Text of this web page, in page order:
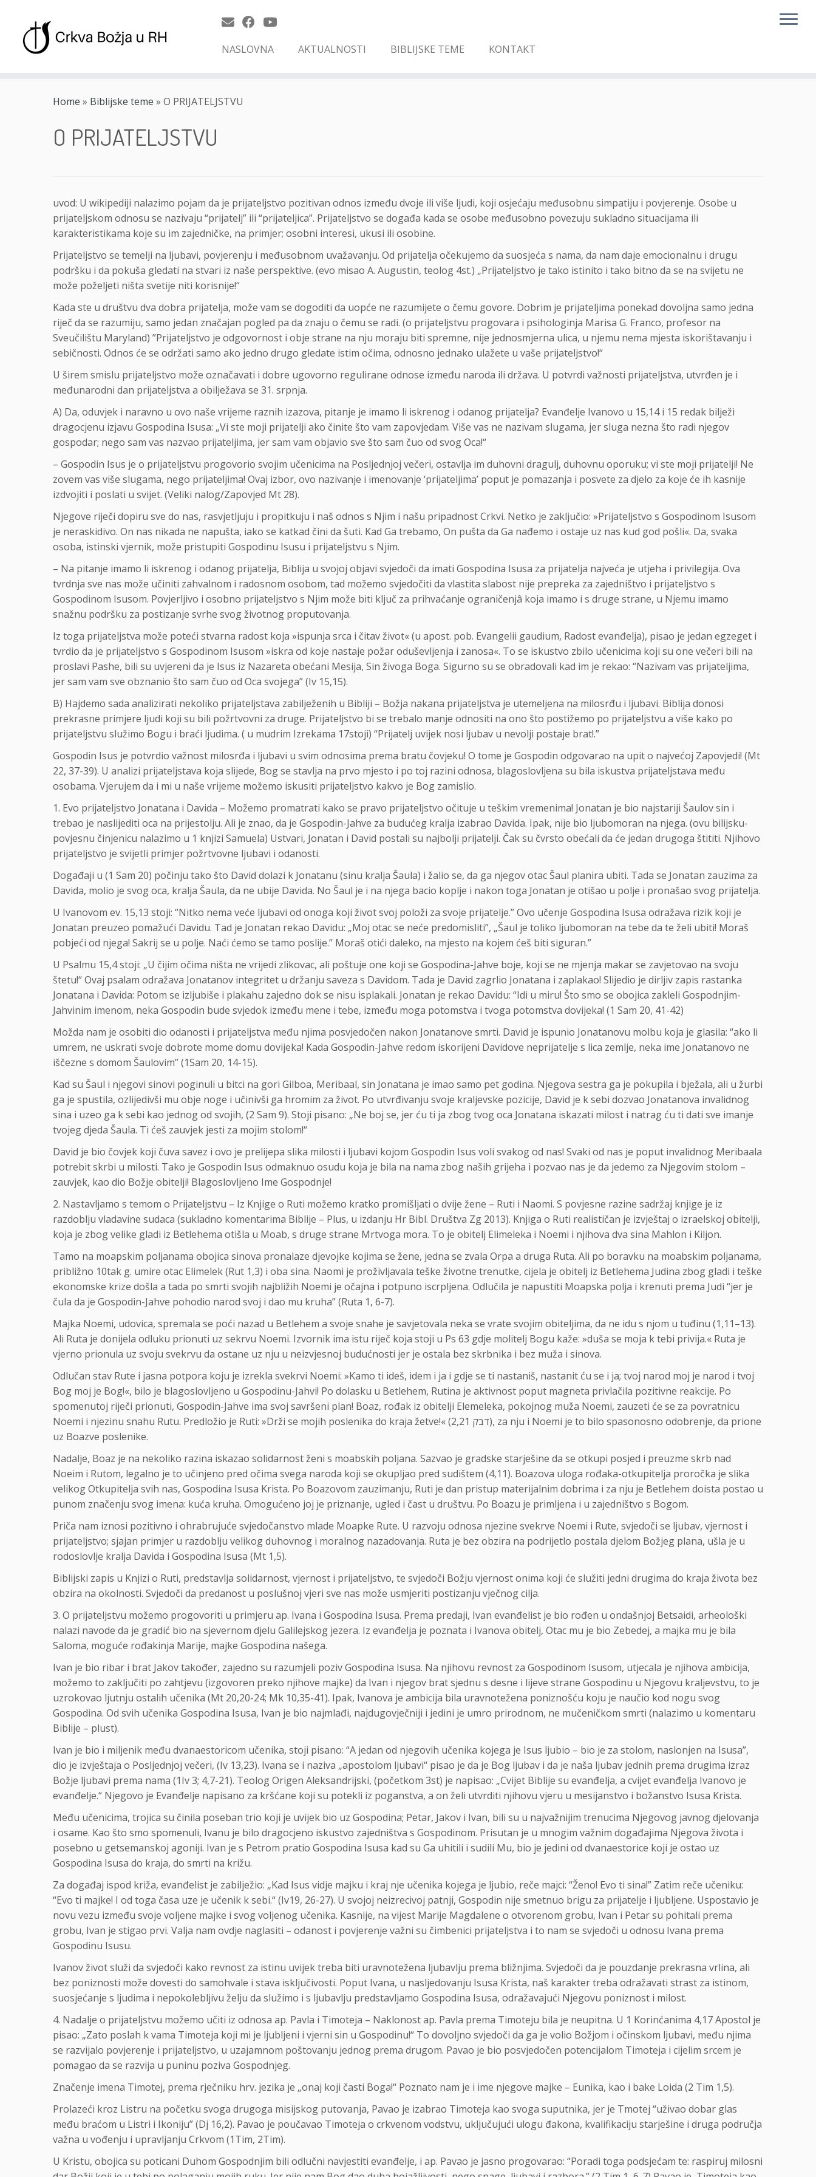
NASLOVNA AKTUALNOSTI BIBLIJSKE TEME KONTAKT
Home » Biblijske teme » O PRIJATELJSTVU
O PRIJATELJSTVU
uvod: U wikipediji nalazimo pojam da je prijateljstvo pozitivan odnos između dvoje ili više ljudi, koji osjećaju međusobnu simpatiju i povjerenje. Osobe u
prijateljskom odnosu se nazivaju “prijatelj” ili “prijateljica”. Prijateljstvo se događa kada se osobe međusobno povezuju sukladno situacijama ili
karakteristikama koje su im zajedničke, na primjer; osobni interesi, ukusi ili osobine.
Prijateljstvo se temelji na ljubavi, povjerenju i međusobnom uvažavanju. Od prijatelja očekujemo da suosjeća s nama, da nam daje emocionalnu i drugu
podršku i da pokuša gledati na stvari iz naše perspektive. (evo misao A. Augustin, teolog 4st.) „Prijateljstvo je tako istinito i tako bitno da se na svijetu ne
može poželjeti ništa svetije niti korisnije!“
Kada ste u društvu dva dobra prijatelja, može vam se dogoditi da uopće ne razumijete o čemu govore. Dobrim je prijateljima ponekad dovoljna samo jedna
riječ da se razumiju, samo jedan značajan pogled pa da znaju o čemu se radi. (o prijateljstvu progovara i psihologinja Marisa G. Franco, profesor na
Sveučilištu Maryland) ”Prijateljstvo je odgovornost i obje strane na nju moraju biti spremne, nije jednosmjerna ulica, u njemu nema mjesta iskorištavanju i
sebičnosti. Odnos će se održati samo ako jedno drugo gledate istim očima, odnosno jednako ulažete u vaše prijateljstvo!“
U širem smislu prijateljstvo može označavati i dobre ugovorno regulirane odnose između naroda ili država. U potvrdi važnosti prijateljstva, utvrđen je i
međunarodni dan prijateljstva a obilježava se 31. srpnja.
A) Da, oduvjek i naravno u ovo naše vrijeme raznih izazova, pitanje je imamo li iskrenog i odanog prijatelja? Evanđelje Ivanovo u 15,14 i 15 redak bilježi
dragocjenu izjavu Gospodina Isusa: „Vi ste moji prijatelji ako činite što vam zapovjedam. Više vas ne nazivam slugama, jer sluga nezna što radi njegov
gospodar; nego sam vas nazvao prijateljima, jer sam vam objavio sve što sam čuo od svog Oca!“
– Gospodin Isus je o prijateljstvu progovorio svojim učenicima na Posljednjoj večeri, ostavlja im duhovni dragulj, duhovnu oporuku; vi ste moji prijatelji! Ne
zovem vas više slugama, nego prijateljima! Ovaj izbor, ovo nazivanje i imenovanje ‘prijateljima’ poput je pomazanja i posvete za djelo za koje će ih kasnije
izdvojiti i poslati u svijet. (Veliki nalog/Zapovjed Mt 28).
Njegove riječi dopiru sve do nas, rasvjetljuju i propitkuju i naš odnos s Njim i našu pripadnost Crkvi. Netko je zaključio: »Prijateljstvo s Gospodinom Isusom
je neraskidivo. On nas nikada ne napušta, iako se katkad čini da šuti. Kad Ga trebamo, On pušta da Ga nađemo i ostaje uz nas kud god pošli«. Da, svaka
osoba, istinski vjernik, može pristupiti Gospodinu Isusu i prijateljstvu s Njim.
– Na pitanje imamo li iskrenog i odanog prijatelja, Biblija u svojoj objavi svjedoči da imati Gospodina Isusa za prijatelja najveća je utjeha i privilegija. Ova
tvrdnja sve nas može učiniti zahvalnom i radosnom osobom, tad možemo svjedočiti da vlastita slabost nije prepreka za zajedništvo i prijateljstvo s
Gospodinom Isusom. Povjerljivo i osobno prijateljstvo s Njim može biti ključ za prihvaćanje ograničenjâ koja imamo i s druge strane, u Njemu imamo
snažnu podršku za postizanje svrhe svog životnog proputovanja.
Iz toga prijateljstva može poteći stvarna radost koja »ispunja srca i čitav život« (u apost. pob. Evangelii gaudium, Radost evanđelja), pisao je jedan egzeget i
tvrdio da je prijateljstvo s Gospodinom Isusom »iskra od koje nastaje požar oduševljenja i zanosa«. To se iskustvo zbilo učenicima koji su one večeri bili na
proslavi Pashe, bili su uvjereni da je Isus iz Nazareta obećani Mesija, Sin živoga Boga. Sigurno su se obradovali kad im je rekao: “Nazivam vas prijateljima,
jer sam vam sve obznanio što sam čuo od Oca svojega” (Iv 15,15).
B) Hajdemo sada analizirati nekoliko prijateljstava zabilježenih u Bibliji – Božja nakana prijateljstva je utemeljena na milosrđu i ljubavi. Biblija donosi
prekrasne primjere ljudi koji su bili požrtvovni za druge. Prijateljstvo bi se trebalo manje odnositi na ono što postižemo po prijateljstvu a više kako po
prijateljstvu služimo Bogu i braći ljudima. ( u mudrim Izrekama 17stoji) “Prijatelj uvijek nosi ljubav u nevolji postaje brat!.”
Gospodin Isus je potvrdio važnost milosrđa i ljubavi u svim odnosima prema bratu čovjeku! O tome je Gospodin odgovarao na upit o najvećoj Zapovjedi! (Mt
22, 37-39). U analizi prijateljstava koja slijede, Bog se stavlja na prvo mjesto i po toj razini odnosa, blagoslovljena su bila iskustva prijateljstava među
osobama. Vjerujem da i mi u naše vrijeme možemo iskusiti prijateljstvo kakvo je Bog zamislio.
1. Evo prijateljstvo Jonatana i Davida – Možemo promatrati kako se pravo prijateljstvo očituje u teškim vremenima! Jonatan je bio najstariji Šaulov sin i
trebao je naslijediti oca na prijestolju. Ali je znao, da je Gospodin-Jahve za budućeg kralja izabrao Davida. Ipak, nije bio ljubomoran na njega. (ovu bilijsku-
povjesnu činjenicu nalazimo u 1 knjizi Samuela) Ustvari, Jonatan i David postali su najbolji prijatelji. Čak su čvrsto obećali da će jedan drugoga štititi. Njihovo
prijateljstvo je svijetli primjer požrtvovne ljubavi i odanosti.
Događaji u (1 Sam 20) počinju tako što David dolazi k Jonatanu (sinu kralja Šaula) i žalio se, da ga njegov otac Šaul planira ubiti. Tada se Jonatan zauzima za
Davida, molio je svog oca, kralja Šaula, da ne ubije Davida. No Šaul je i na njega bacio koplje i nakon toga Jonatan je otišao u polje i pronašao svog prijatelja.
U Ivanovom ev. 15,13 stoji: “Nitko nema veće ljubavi od onoga koji život svoj položi za svoje prijatelje.” Ovo učenje Gospodina Isusa odražava rizik koji je
Jonatan preuzeo pomažući Davidu. Tad je Jonatan rekao Davidu: „Moj otac se neće predomisliti”, „Šaul je toliko ljubomoran na tebe da te želi ubiti! Moraš
pobjeći od njega! Sakrij se u polje. Naći ćemo se tamo poslije.” Moraš otići daleko, na mjesto na kojem ćeš biti siguran.”
U Psalmu 15,4 stoji: „U čijim očima ništa ne vrijedi zlikovac, ali poštuje one koji se Gospodina-Jahve boje, koji se ne mjenja makar se zavjetovao na svoju
štetu!“ Ovaj psalam odražava Jonatanov integritet u držanju saveza s Davidom. Tada je David zagrlio Jonatana i zaplakao! Slijedio je dirljiv zapis rastanka
Jonatana i Davida: Potom se izljubiše i plakahu zajedno dok se nisu isplakali. Jonatan je rekao Davidu: “Idi u miru! Što smo se obojica zakleli Gospodnjim-
Jahvinim imenom, neka Gospodin bude svjedok između mene i tebe, između moga potomstva i tvoga potomstva dovijeka! (1 Sam 20, 41-42)
Možda nam je osobiti dio odanosti i prijateljstva među njima posvjedočen nakon Jonatanove smrti. David je ispunio Jonatanovu molbu koja je glasila: “ako li
umrem, ne uskrati svoje dobrote mome domu dovijeka! Kada Gospodin-Jahve redom iskorijeni Davidove neprijatelje s lica zemlje, neka ime Jonatanovo ne
iščezne s domom Šaulovim” (1Sam 20, 14-15).
Kad su Šaul i njegovi sinovi poginuli u bitci na gori Gilboa, Meribaal, sin Jonatana je imao samo pet godina. Njegova sestra ga je pokupila i bježala, ali u žurbi
ga je spustila, ozlijedivši mu obje noge i učinivši ga hromim za život. Po utvrđivanju svoje kraljevske pozicije, David je k sebi dozvao Jonatanova invalidnog
sina i uzeo ga k sebi kao jednog od svojih, (2 Sam 9). Stoji pisano: „Ne boj se, jer ću ti ja zbog tvog oca Jonatana iskazati milost i natrag ću ti dati sve imanje
tvojeg djeda Šaula. Ti ćeš zauvjek jesti za mojim stolom!“
David je bio čovjek koji čuva savez i ovo je prelijepa slika milosti i ljubavi kojom Gospodin Isus voli svakog od nas! Svaki od nas je poput invalidnog Meribaala
potrebit skrbi u milosti. Tako je Gospodin Isus odmaknuo osudu koja je bila na nama zbog naših grijeha i pozvao nas je da jedemo za Njegovim stolom –
zauvjek, kao dio Božje obitelji! Blagoslovljeno Ime Gospodnje!
2. Nastavljamo s temom o Prijateljstvu – Iz Knjige o Ruti možemo kratko promišljati o dvije žene – Ruti i Naomi. S povjesne razine sadržaj knjige je iz
razdoblju vladavine sudaca (sukladno komentarima Biblije – Plus, u izdanju Hr Bibl. Društva Zg 2013). Knjiga o Ruti realističan je izvještaj o izraelskoj obitelji,
koja je zbog velike gladi iz Betlehema otišla u Moab, s druge strane Mrtvoga mora. To je obitelj Elimeleka i Noemi i njihova dva sina Mahlon i Kiljon.
Tamo na moapskim poljanama obojica sinova pronalaze djevojke kojima se žene, jedna se zvala Orpa a druga Ruta. Ali po boravku na moabskim poljanama,
približno 10tak g. umire otac Elimelek (Rut 1,3) i oba sina. Naomi je proživljavala teške životne trenutke, cijela je obitelj iz Betlehema Judina zbog gladi i teške
ekonomske krize došla a tada po smrti svojih najbližih Noemi je očajna i potpuno iscrpljena. Odlučila je napustiti Moapska polja i krenuti prema Judi “jer je
čula da je Gospodin-Jahve pohodio narod svoj i dao mu kruha” (Ruta 1, 6-7).
Majka Noemi, udovica, spremala se poći nazad u Betlehem a svoje snahe je savjetovala neka se vrate svojim obiteljima, da ne idu s njom u tuđinu (1,11–13).
Ali Ruta je donijela odluku prionuti uz sekrvu Noemi. Izvornik ima istu riječ koja stoji u Ps 63 gdje molitelj Bogu kaže: »duša se moja k tebi privija.« Ruta je
vjerno prionula uz svoju svekrvu da ostane uz nju u neizvjesnoj budućnosti jer je ostala bez skrbnika i bez muža i sinova.
Odlučan stav Rute i jasna potpora koju je izrekla svekrvi Noemi: »Kamo ti ideš, idem i ja i gdje se ti nastaniš, nastanit ću se i ja; tvoj narod moj je narod i tvoj
Bog moj je Bog!«, bilo je blagoslovljeno u Gospodinu-Jahvi! Po dolasku u Betlehem, Rutina je aktivnost poput magneta privlačila pozitivne reakcije. Po
spomenutoj riječi prionuti, Gospodin-Jahve ima svoj savršeni plan! Boaz, rođak iz obitelji Elemeleka, pokojnog muža Noemi, zauzeti će se za povratnicu
Noemi i njezinu snahu Rutu. Predložio je Ruti: »Drži se mojih poslenika do kraja žetve!« (דבק 2,21), za nju i Noemi je to bilo spasonosno odobrenje, da prione
uz Boazve poslenike.
Nadalje, Boaz je na nekoliko razina iskazao solidarnost ženi s moabskih poljana. Sazvao je gradske starješine da se otkupi posjed i preuzme skrb nad
Noeim i Rutom, legalno je to učinjeno pred očima svega naroda koji se okupljao pred sudištem (4,11). Boazova uloga rođaka-otkupitelja proročka je slika
velikog Otkupitelja svih nas, Gospodina Isusa Krista. Po Boazovom zauzimanju, Ruti je dan pristup materijalnim dobrima i za nju je Betlehem doista postao u
punom značenju svog imena: kuća kruha. Omogućeno joj je priznanje, ugled i čast u društvu. Po Boazu je primljena i u zajedništvo s Bogom.
Priča nam iznosi pozitivno i ohrabrujuće svjedočanstvo mlade Moapke Rute. U razvoju odnosa njezine svekrve Noemi i Rute, svjedoči se ljubav, vjernost i
prijateljstvo; sjajan primjer u razdoblju velikog duhovnog i moralnog nazadovanja. Ruta je bez obzira na podrijetlo postala djelom Božjeg plana, ušla je u
rodoslovlje kralja Davida i Gospodina Isusa (Mt 1,5).
Biblijski zapis u Knjizi o Ruti, predstavlja solidarnost, vjernost i prijateljstvo, te svjedoči Božju vjernost onima koji će služiti jedni drugima do kraja života bez
obzira na okolnosti. Svjedoči da predanost u poslušnoj vjeri sve nas može usmjeriti postizanju vječnog cilja.
3. O prijateljstvu možemo progovoriti u primjeru ap. Ivana i Gospodina Isusa. Prema predaji, Ivan evanđelist je bio rođen u ondašnjoj Betsaidi, arheološki
nalazi navode da je gradić bio na sjevernom djelu Galilejskog jezera. Iz evanđelja je poznata i Ivanova obitelj, Otac mu je bio Zebedej, a majka mu je bila
Saloma, moguće rođakinja Marije, majke Gospodina našega.
Ivan je bio ribar i brat Jakov također, zajedno su razumjeli poziv Gospodina Isusa. Na njihovu revnost za Gospodinom Isusom, utjecala je njihova ambicija,
možemo to zaključiti po zahtjevu (izgovoren preko njihove majke) da Ivan i njegov brat sjednu s desne i lijeve strane Gospodinu u Njegovu kraljevstvu, to je
uzrokovao ljutnju ostalih učenika (Mt 20,20-24; Mk 10,35-41). Ipak, Ivanova je ambicija bila uravnotežena poniznošću koju je naučio kod nogu svog
Gospodina. Od svih učenika Gospodina Isusa, Ivan je bio najmlađi, najdugovječniji i jedini je umro prirodnom, ne mučeničkom smrti (nalazimo u komentaru
Biblije – plust).
Ivan je bio i miljenik među dvanaestoricom učenika, stoji pisano: “A jedan od njegovih učenika kojega je Isus ljubio – bio je za stolom, naslonjen na Isusa”,
dio je izvještaja o Posljednjoj večeri, (Iv 13,23). Ivana se i naziva „apostolom ljubavi“ pisao je da je Bog ljubav i da je naša ljubav jednih prema drugima izraz
Božje ljubavi prema nama (1Iv 3; 4,7-21). Teolog Origen Aleksandrijski, (početkom 3st) je napisao: „Cvijet Biblije su evanđelja, a cvijet evanđelja Ivanovo je
evanđelje.“ Njegovo je Evanđelje napisano za kršćane koji su potekli iz poganstva, a on želi utvrditi njihovu vjeru u mesijanstvo i božanstvo Isusa Krista.
Među učenicima, trojica su činila poseban trio koji je uvijek bio uz Gospodina; Petar, Jakov i Ivan, bili su u najvažnijim trenucima Njegovog javnog djelovanja
i osame. Kao što smo spomenuli, Ivanu je bilo dragocjeno iskustvo zajedništva s Gospodinom. Prisutan je u mnogim važnim događajima Njegova života i
posebno u getsemanskoj agoniji. Ivan je s Petrom pratio Gospodina Isusa kad su Ga uhitili i sudili Mu, bio je jedini od dvanaestorice koji je ostao uz
Gospodina Isusa do kraja, do smrti na križu.
Za događaj ispod križa, evanđelist je zabilježio: „Kad Isus vidje majku i kraj nje učenika kojega je ljubio, reče majci: “Ženo! Evo ti sina!” Zatim reče učeniku:
“Evo ti majke! I od toga časa uze je učenik k sebi.“ (Iv19, 26-27). U svojoj neizrecivoj patnji, Gospodin nije smetnuo brigu za prijatelje i ljubljene. Uspostavio je
novu vezu između svoje voljene majke i svog voljenog učenika. Kasnije, na vijest Marije Magdalene o otvorenom grobu, Ivan i Petar su pohitali prema
grobu, Ivan je stigao prvi. Valja nam ovdje naglasiti – odanost i povjerenje važni su čimbenici prijateljstva i to nam se svjedoči u odnosu Ivana prema
Gospodinu Isusu.
Ivanov život služi da svjedoči kako revnost za istinu uvijek treba biti uravnotežena ljubavlju prema bližnjima. Svjedoči da je pouzdanje prekrasna vrlina, ali
bez poniznosti može dovesti do samohvale i stava isključivosti. Poput Ivana, u nasljedovanju Isusa Krista, naš karakter treba odražavati strast za istinom,
suosjećanje s ljudima i nepokolebljivu želju da služimo i s ljubavlju predstavljamo Gospodina Isusa, odražavajući Njegovu poniznost i milost.
4. Nadalje o prijateljstvu možemo učiti iz odnosa ap. Pavla i Timoteja – Naklonost ap. Pavla prema Timoteju bila je neupitna. U 1 Korinćanima 4,17 Apostol je
pisao: „Zato poslah k vama Timoteja koji mi je ljubljeni i vjerni sin u Gospodinu!“ To dovoljno svjedoči da ga je volio Božjom i očinskom ljubavi, među njima
se razvijalo povjerenje i prijateljstvo, u uzajamnom poštovanju jednog prema drugom. Pavao je bio posvjedočen potencijalom Timoteja i cijelim srcem je
pomagao da se razvija u puninu poziva Gospodnjeg.
Značenje imena Timotej, prema rječniku hrv. jezika je „onaj koji časti Boga!“ Poznato nam je i ime njegove majke – Eunika, kao i bake Loida (2 Tim 1,5).
Prolazeći kroz Listru na početku svoga drugoga misijskog putovanja, Pavao je izabrao Timoteja kao svoga suputnika, jer je Tmotej “uživao dobar glas
među braćom u Listri i Ikoniju” (Dj 16,2). Pavao je poučavao Timoteja o crkvenom vodstvu, uključujući ulogu đakona, kvalifikaciju starješine i druga područja
važna u vođenju i upravljanju Crkvom (1Tim, 2Tim).
U Kristu, obojica su poticani Duhom Gospodnjim bili odlučni navjestiti evanđelje, i ap. Pavao je jasno progovarao: “Poradi toga podsjećam te: raspiruj milosni